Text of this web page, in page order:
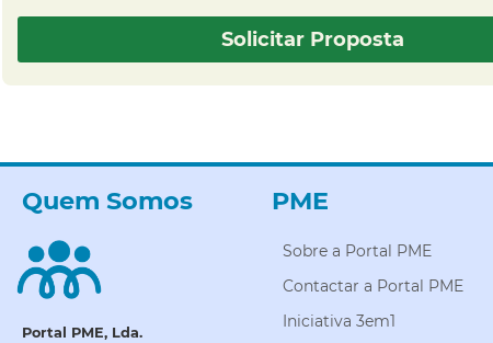
Solicitar Proposta
Quem Somos
Portal PME, Lda.
PME
Sobre a Portal PME
Contactar a Portal PME
Iniciativa 3em1